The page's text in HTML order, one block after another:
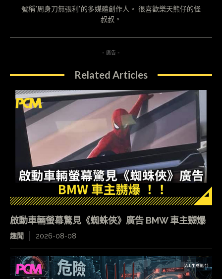
號稱"周身刀無張利"的多媒體創作人。 很喜歡樂天熊仔的怪
叔叔。
- 廣告 -
Related Articles
啟動車輛螢幕驚見《蜘蛛俠》廣告 BMW 車主嬲爆
趣聞 2026-08-08